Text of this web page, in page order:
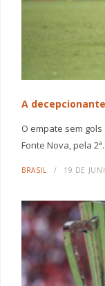
A
O empate sem
Fonte Nova, pela
BRASIL 19 DE